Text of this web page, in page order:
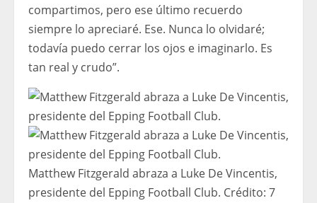
compartimos, pero ese último recuerdo
siempre lo apreciaré. Ese. Nunca lo olvidaré;
todavía puedo cerrar los ojos e imaginarlo. Es
tan real y crudo”.
Matthew Fitzgerald abraza a Luke De Vincentis,
presidente del Epping Football Club. Crédito: 7